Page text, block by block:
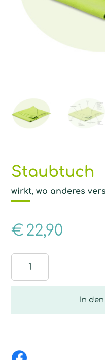
Staubtuch
wirkt, wo anderes
€ 22,90
Menge
In